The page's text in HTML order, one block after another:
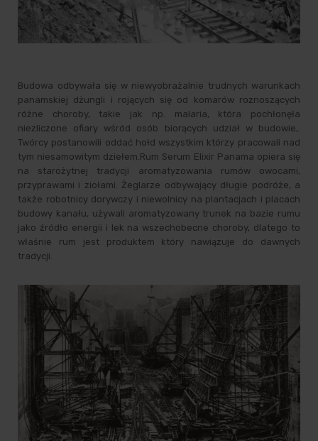
Budowa odbywała się w niewyobrażalnie trudnych warunkach
panamskiej dżungli i rojących się od komarów roznoszących
różne choroby, takie jak np. malaria, która pochłonęła
niezliczone ofiary wśród osób biorących udział w budowie,.
Twórcy postanowili oddać hołd wszystkim którzy pracowali nad
tym niesamowitym dziełem.Rum Serum Elixir Panama opiera się
na starożytnej tradycji aromatyzowania rumów owocami,
przyprawami i ziołami. Żeglarze odbywający długie podróże, a
także robotnicy dorywczy i niewolnicy na plantacjach i placach
budowy kanału, używali aromatyzowany trunek na bazie rumu
jako źródło energii i lek na wszechobecne choroby, dlatego to
właśnie rum jest produktem który nawiązuje do dawnych
tradycji.